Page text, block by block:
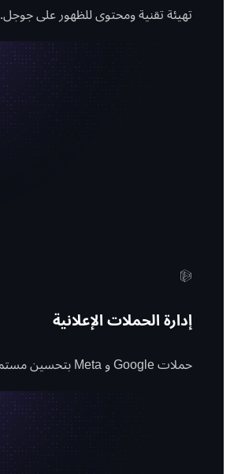
تهيئة تقنية ومحتوى للظهور على جوجل.
إدارة الحملات الإعلانية
حملات Google و Meta بتحسين مستمر للإنفاق.